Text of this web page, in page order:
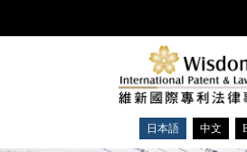
日本語 中文